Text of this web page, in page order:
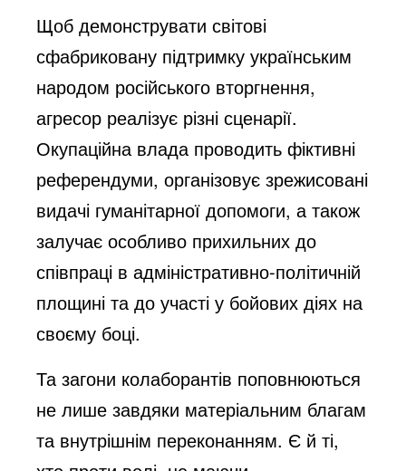
Щоб демонструвати світові
сфабриковану підтримку українським
народом російського вторгнення,
агресор реалізує різні сценарії.
Окупаційна влада проводить фіктивні
референдуми, організовує зрежисовані
видачі гуманітарної допомоги, а також
залучає особливо прихильних до
співпраці в адміністративно-політичній
площині та до участі у бойових діях на
своєму боці.
Та загони колаборантів поповнюються
не лише завдяки матеріальним благам
та внутрішнім переконанням. Є й ті,